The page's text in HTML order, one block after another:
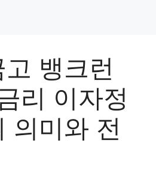
뱅크런
리 이자정
의미와 전